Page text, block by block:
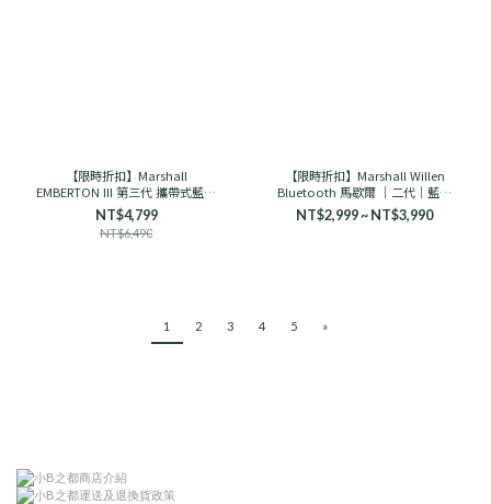
【限時折扣】Marshall
EMBERTON III 第三代 攜帶式藍芽
喇叭 馬歇爾
NT$4,799
NT$6,490
【限時折扣】Marshall Willen
Bluetooth 馬歇爾 ｜二代｜藍芽
音響 古銅黑/奶油白
NT$2,999 ~ NT$3,990
1 2 3 4 5 »